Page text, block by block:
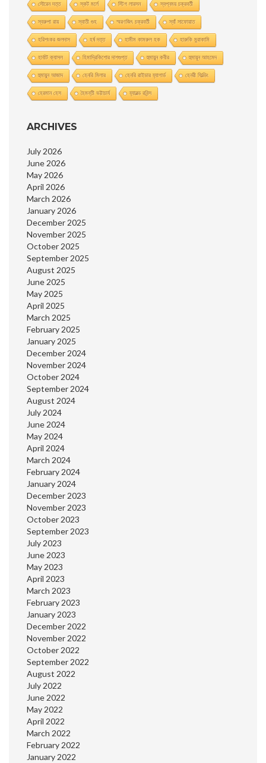
সৌরেন দত্ত স্কট মর্লে স্টিগ লারসন স্বপ্নময় চক্রবর্তী
স্বরুপা রায় স্বাতী গুহ স্মরণজিৎ চক্রবর্তী স্যাঁ সাফোয়াত
হরিশংকর জলদাস হর্ষ দত্ত হামীম কামরুল হক হারুকি মুরাকামি
হার্বাট ক্যাসল হিমাদ্রিকিশাের দাশগুপ্ত হুমায়ুন কবীর হুমায়ূন আহমেদ
হুমায়ুন আজাদ হেনরি মিলার হেনরি রাইডার হ্যাগার্ড হেনরী ফিল্ডিং
হেরমান হেস হৈমন্তী ভট্টাচার্য হ্যারল্ড রবিন্স
ARCHIVES
July 2026
June 2026
May 2026
April 2026
March 2026
January 2026
December 2025
November 2025
October 2025
September 2025
August 2025
June 2025
May 2025
April 2025
March 2025
February 2025
January 2025
December 2024
November 2024
October 2024
September 2024
August 2024
July 2024
June 2024
May 2024
April 2024
March 2024
February 2024
January 2024
December 2023
November 2023
October 2023
September 2023
July 2023
June 2023
May 2023
April 2023
March 2023
February 2023
January 2023
December 2022
November 2022
October 2022
September 2022
August 2022
July 2022
June 2022
May 2022
April 2022
March 2022
February 2022
January 2022